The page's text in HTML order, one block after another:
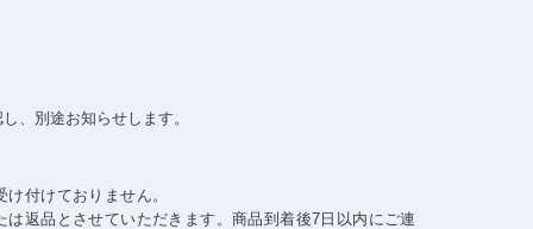
、別途お知らせします。
付けておりません。
返品とさせていただきます。商品到着後7日以内にご連